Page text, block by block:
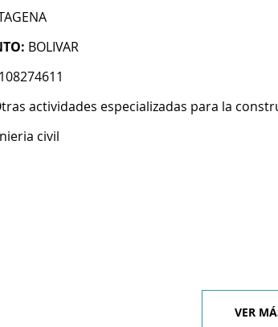
BOLIVAR
actividades especializadas para la
civil
VER